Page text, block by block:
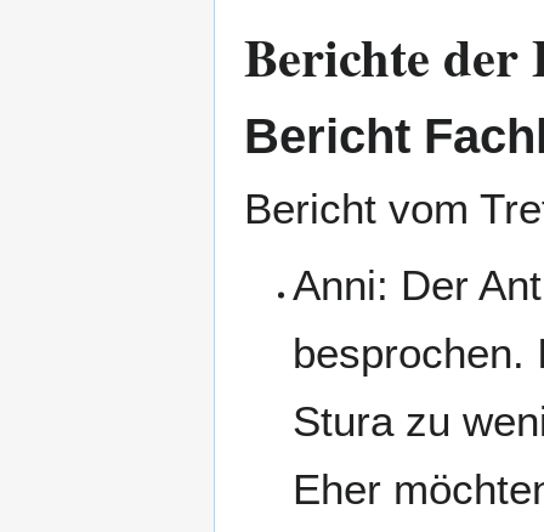
Berichte der
Bericht
Bericht vom
Anni: Der
besprochen.
Stura zu
Eher